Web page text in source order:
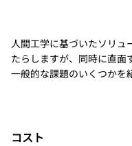
人間工学に基づいたソリュ
たらしますが、同時に直面
一般的な課題のいくつかを
コスト